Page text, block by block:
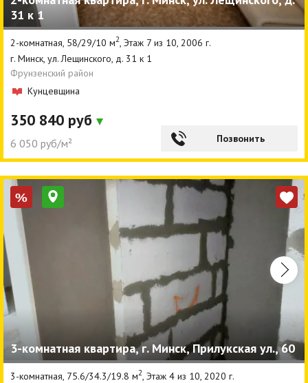
Агентства
Ремонт квартир
Грузовое такси
31 к 1
2-комнатная, 58/29/10 м2 , Этаж 7 из 10, 2006 г.
г. Минск, ул. Лещинского, д. 31 к 1
Фрунзенский район
Кунцевщина
350 840 руб
6 050 руб/м² Позвонить
%
3-комнатная квартира, г. Минск, Прилукская ул., 60
3-комнатная, 75.6/34.3/19.8 м2, Этаж 4 из 10, 2020 г.